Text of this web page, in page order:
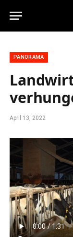
PANORAMA
April 13, 2022